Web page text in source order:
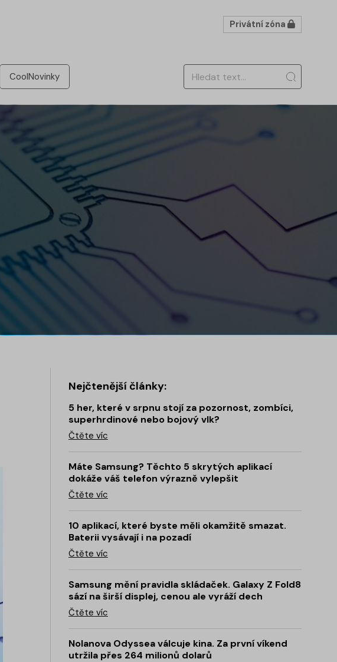
Privátní zóna
CoolNovinky
Nejčtenější články:
5 her, které v srpnu stojí za pozornost, zombíci,
superhrdinové nebo bojový vlk?
Čtěte víc
Máte Samsung? Těchto 5 skrytých aplikací
dokáže váš telefon výrazně vylepšit
Čtěte víc
10 aplikací, které byste měli okamžitě smazat.
Baterii vysávají i na pozadí
Čtěte víc
Samsung mění pravidla skládaček. Galaxy Z Fold8
sází na širší displej, cenou ale vyráží dech
Čtěte víc
Nolanova Odyssea válcuje kina. Za první víkend
utržila přes 264 milionů dolarů